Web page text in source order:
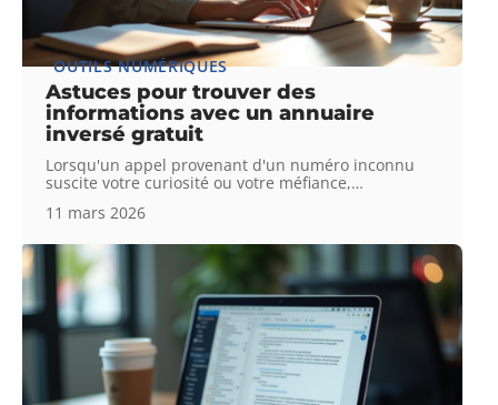
OUTILS NUMÉRIQUES
Astuces pour trouver des
informations avec un annuaire
inversé gratuit
Lorsqu'un appel provenant d'un numéro inconnu
suscite votre curiosité ou votre méfiance,…
11 mars 2026